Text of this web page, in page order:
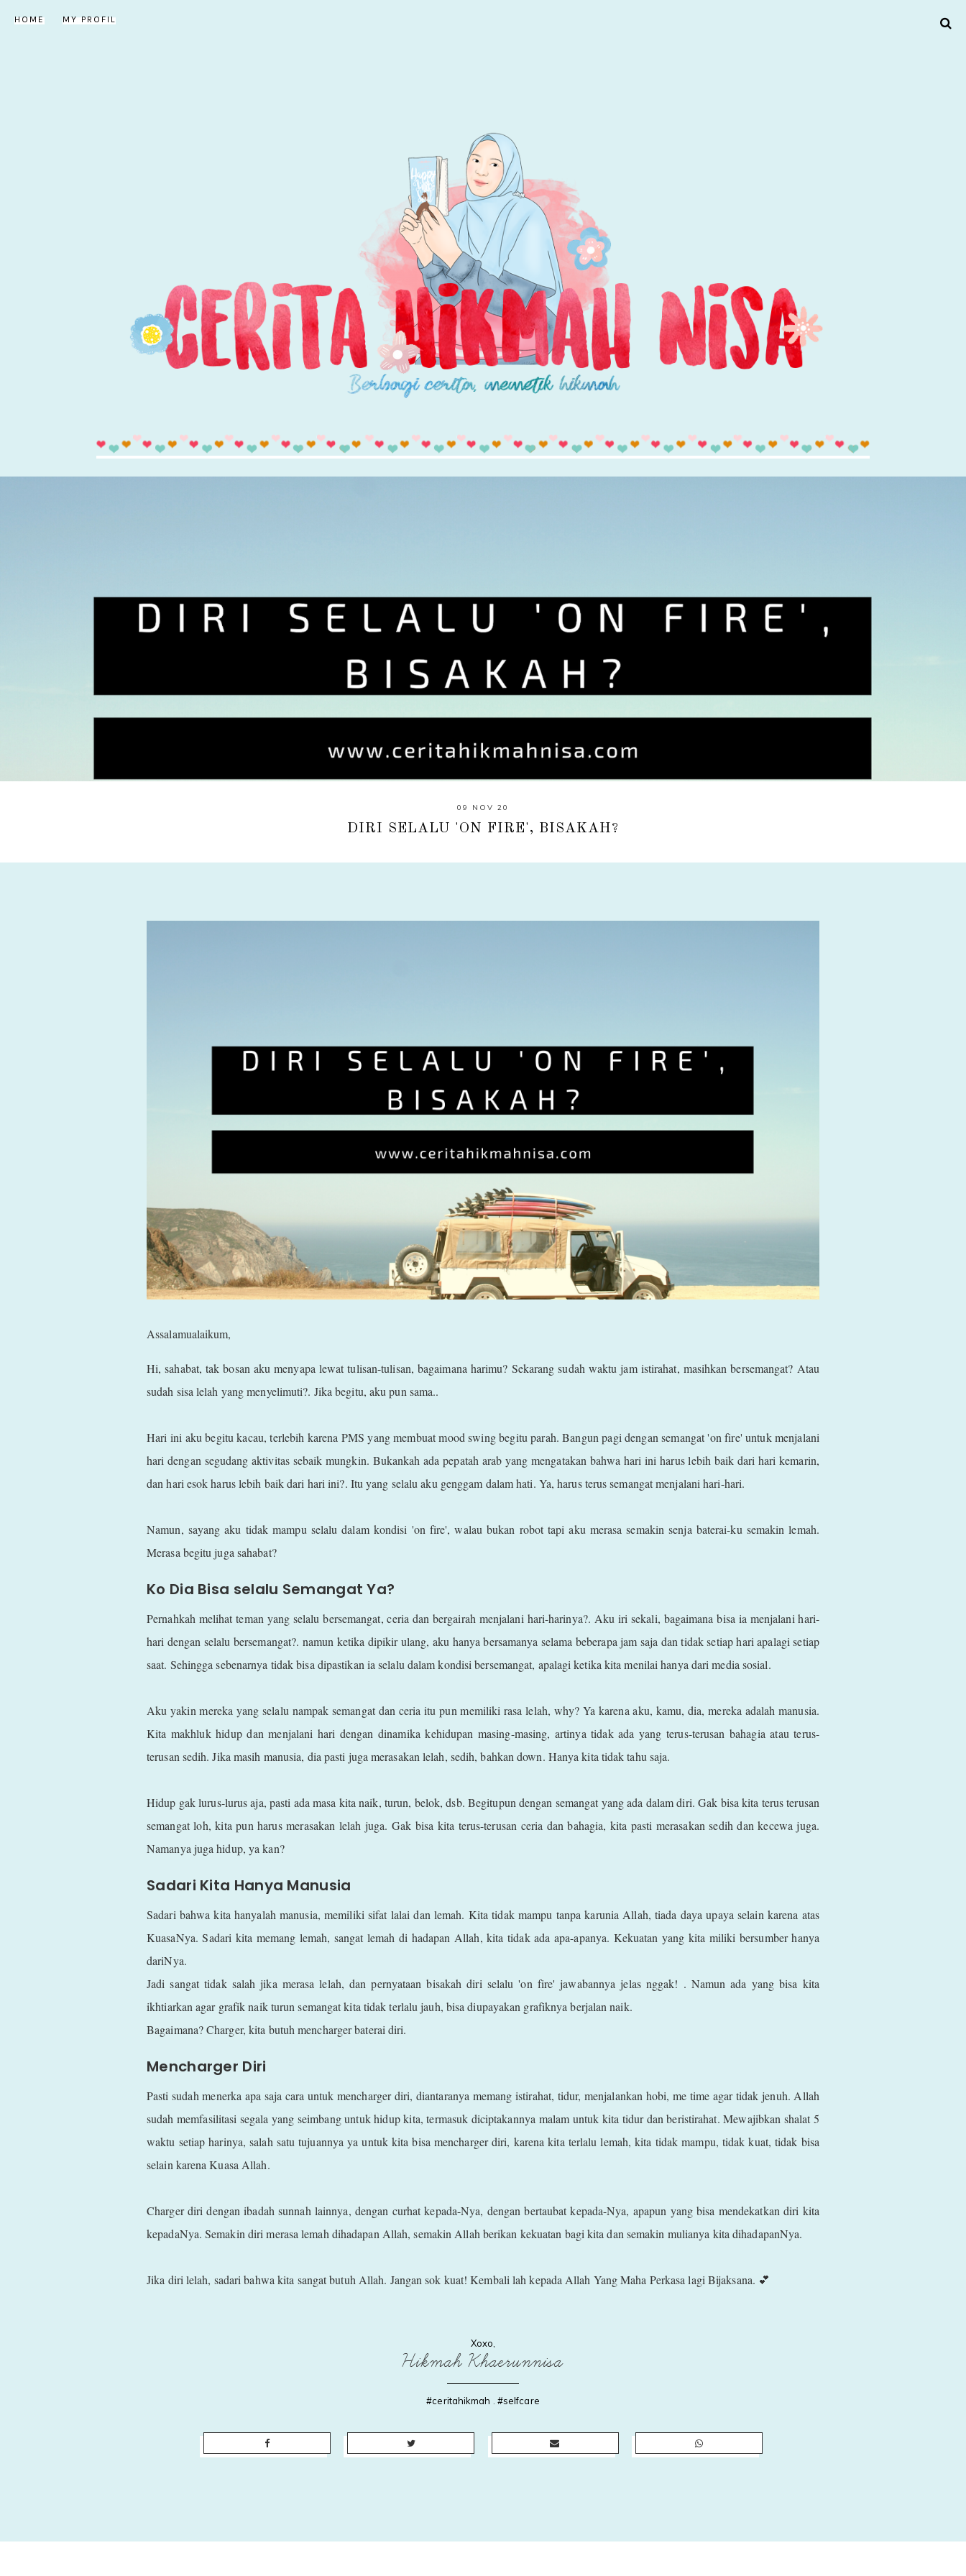
HOME MY PROFIL
09 NOV 20
DIRI SELALU 'ON FIRE', BISAKAH?
Assalamualaikum,
Hi, sahabat, tak bosan aku menyapa lewat tulisan-tulisan, bagaimana harimu? Sekarang sudah waktu jam istirahat, masihkan bersemangat? Atau
sudah sisa lelah yang menyelimuti?. Jika begitu, aku pun sama..
Hari ini aku begitu kacau, terlebih karena PMS yang membuat mood swing begitu parah. Bangun pagi dengan semangat 'on fire' untuk menjalani
hari dengan segudang aktivitas sebaik mungkin. Bukankah ada pepatah arab yang mengatakan bahwa hari ini harus lebih baik dari hari kemarin,
dan hari esok harus lebih baik dari hari ini?. Itu yang selalu aku genggam dalam hati. Ya, harus terus semangat menjalani hari-hari.
Namun, sayang aku tidak mampu selalu dalam kondisi 'on fire', walau bukan robot tapi aku merasa semakin senja baterai-ku semakin lemah.
Merasa begitu juga sahabat?
Ko Dia Bisa selalu Semangat Ya?
Pernahkah melihat teman yang selalu bersemangat, ceria dan bergairah menjalani hari-harinya?. Aku iri sekali, bagaimana bisa ia menjalani hari-
hari dengan selalu bersemangat?. namun ketika dipikir ulang, aku hanya bersamanya selama beberapa jam saja dan tidak setiap hari apalagi setiap
saat. Sehingga sebenarnya tidak bisa dipastikan ia selalu dalam kondisi bersemangat, apalagi ketika kita menilai hanya dari media sosial.
Aku yakin mereka yang selalu nampak semangat dan ceria itu pun memiliki rasa lelah, why? Ya karena aku, kamu, dia, mereka adalah manusia.
Kita makhluk hidup dan menjalani hari dengan dinamika kehidupan masing-masing, artinya tidak ada yang terus-terusan bahagia atau terus-
terusan sedih. Jika masih manusia, dia pasti juga merasakan lelah, sedih, bahkan down. Hanya kita tidak tahu saja.
Hidup gak lurus-lurus aja, pasti ada masa kita naik, turun, belok, dsb. Begitupun dengan semangat yang ada dalam diri. Gak bisa kita terus terusan
semangat loh, kita pun harus merasakan lelah juga. Gak bisa kita terus-terusan ceria dan bahagia, kita pasti merasakan sedih dan kecewa juga.
Namanya juga hidup, ya kan?
Sadari Kita Hanya Manusia
Sadari bahwa kita hanyalah manusia, memiliki sifat lalai dan lemah. Kita tidak mampu tanpa karunia Allah, tiada daya upaya selain karena atas
KuasaNya. Sadari kita memang lemah, sangat lemah di hadapan Allah, kita tidak ada apa-apanya. Kekuatan yang kita miliki bersumber hanya
dariNya.
Jadi sangat tidak salah jika merasa lelah, dan pernyataan bisakah diri selalu 'on fire' jawabannya jelas nggak! . Namun ada yang bisa kita
ikhtiarkan agar grafik naik turun semangat kita tidak terlalu jauh, bisa diupayakan grafiknya berjalan naik.
Bagaimana? Charger, kita butuh mencharger baterai diri.
Mencharger Diri
Pasti sudah menerka apa saja cara untuk mencharger diri, diantaranya memang istirahat, tidur, menjalankan hobi, me time agar tidak jenuh. Allah
sudah memfasilitasi segala yang seimbang untuk hidup kita, termasuk diciptakannya malam untuk kita tidur dan beristirahat. Mewajibkan shalat 5
waktu setiap harinya, salah satu tujuannya ya untuk kita bisa mencharger diri, karena kita terlalu lemah, kita tidak mampu, tidak kuat, tidak bisa
selain karena Kuasa Allah.
Charger diri dengan ibadah sunnah lainnya, dengan curhat kepada-Nya, dengan bertaubat kepada-Nya, apapun yang bisa mendekatkan diri kita
kepadaNya. Semakin diri merasa lemah dihadapan Allah, semakin Allah berikan kekuatan bagi kita dan semakin mulianya kita dihadapanNya.
Jika diri lelah, sadari bahwa kita sangat butuh Allah. Jangan sok kuat! Kembali lah kepada Allah Yang Maha Perkasa lagi Bijaksana. 💕
Xoxo,
Hikmah Khaerunnisa
#ceritahikmah . #selfcare